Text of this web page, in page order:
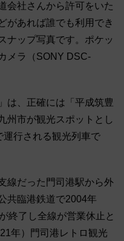
会社さんから許可をいた
があれば誰でも利用でき
ナップ写真です。ポケッ
メラ（SONY DSC-
は、正確には「平成筑豊
州市が観光スポットとし
運行される観光列車で
線だった門司港駅から外
共臨港鉄道で2004年
終了し全線が営業休止と
年）門司港レトロ観光